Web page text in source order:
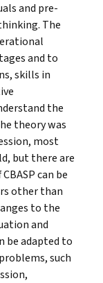
and pre-
The
and to
skills in
the
theory was
most
but there are
can be
other than
to the
and
be adapted to
such